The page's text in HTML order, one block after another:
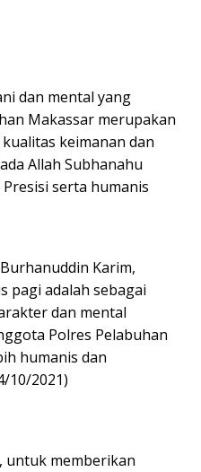
dan mental yang
Makassar merupakan
keimanan dan
Allah Subhanahu
serta humanis
Karim,
pagi adalah sebagai
dan mental
Polres Pelabuhan
humanis dan
10/2021)
memberikan